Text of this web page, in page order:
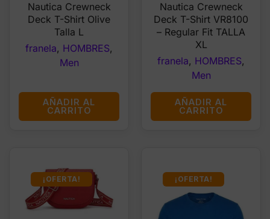
was:
$29.50.
is:
$16.99.
Nautica Crewneck
Deck T-Shirt Olive
Talla L
franela, HOMBRES,
Men
AÑADIR AL
CARRITO
was:
$29.50.
is:
$16.99.
Nautica Crewneck
Deck T-Shirt VR8100
– Regular Fit TALLA
XL
franela, HOMBRES,
Men
AÑADIR AL
CARRITO
¡OFERTA! ¡OFERTA!